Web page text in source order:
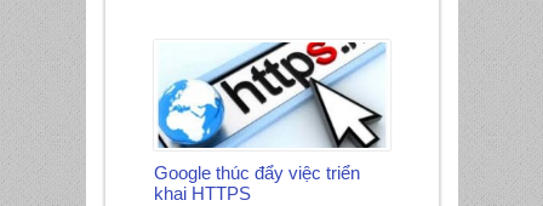
Google thúc đẩy việc triển
khai HTTPS